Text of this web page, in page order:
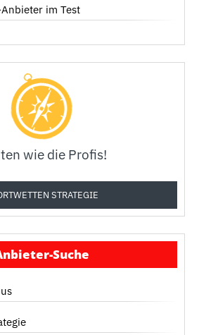
im Test
wie die Profis!
STRATEGIE
Suche